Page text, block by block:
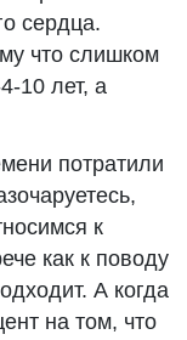
сердца.
что слишком
10 лет, а
потратили
к
как к поводу
А когда
на том, что